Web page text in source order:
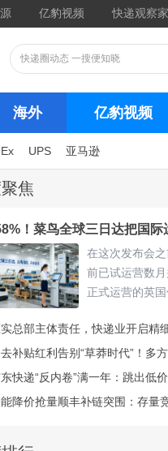
亿豹视频 快递观察家
海外 亿豹视频
UPS 亚马逊
焦
！菜鸟全球三日达把国际
在这次发布会
前已试运营数
正式运营的英
清关、查验、
进同一套体系
最快24小时完
总部主体责任，快递业开启精